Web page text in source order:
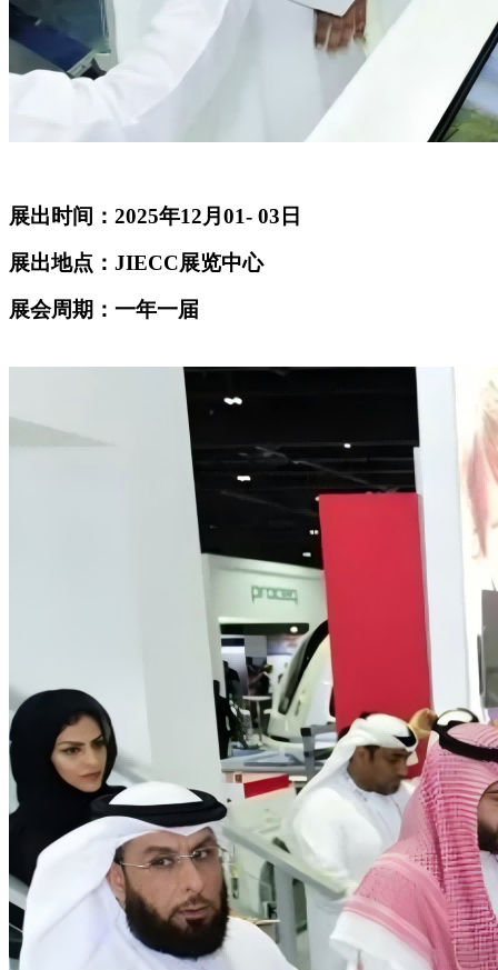
展出时间：2025年12月01- 03日
展出地点：JIECC展览中心
展会周期：一年一届